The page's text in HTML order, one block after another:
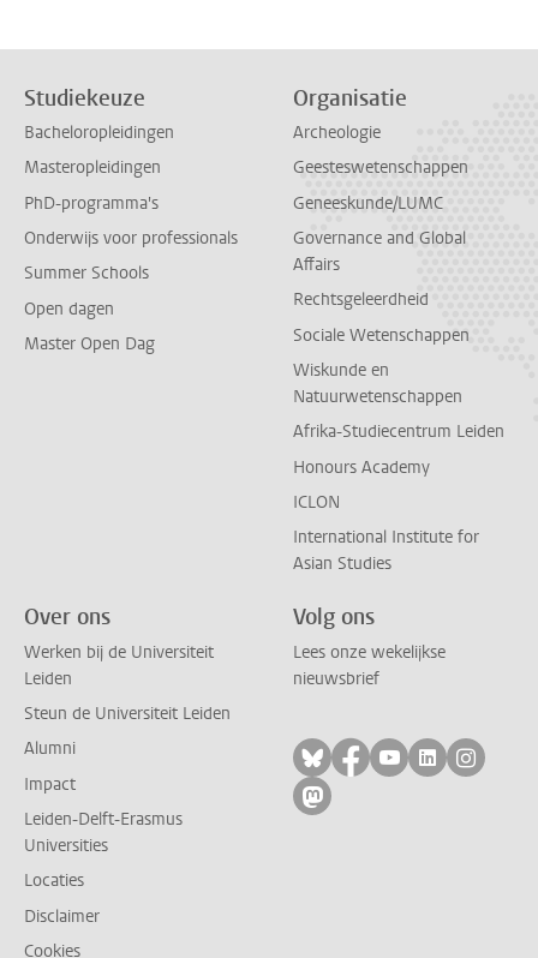
Studiekeuze
Bacheloropleidingen
Masteropleidingen
PhD-programma's
Onderwijs voor professionals
Summer Schools
Open dagen
Master Open Dag
Organisatie
Archeologie
Geesteswetenschappen
Geneeskunde/LUMC
Governance and Global
Affairs
Rechtsgeleerdheid
Sociale Wetenschappen
Wiskunde en
Natuurwetenschappen
Afrika-Studiecentrum Leiden
Honours Academy
ICLON
International Institute for
Asian Studies
Over ons
Werken bij de Universiteit
Leiden
Steun de Universiteit Leiden
Alumni
Impact
Leiden-Delft-Erasmus
Universities
Locaties
Disclaimer
Cookies
Volg ons
Lees onze wekelijkse
nieuwsbrief
Volg ons op bluesky
Volg ons op
Volg ons op
Volg ons
Volg
Volg ons op mastodon